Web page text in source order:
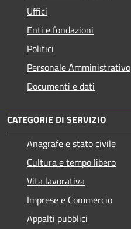
Uffici
Enti e fondazioni
Politici
Personale Amministrativo
Documenti e dati
CATEGORIE DI SERVIZIO
Anagrafe e stato civile
Cultura e tempo libero
Vita lavorativa
Imprese e Commercio
Appalti pubblici